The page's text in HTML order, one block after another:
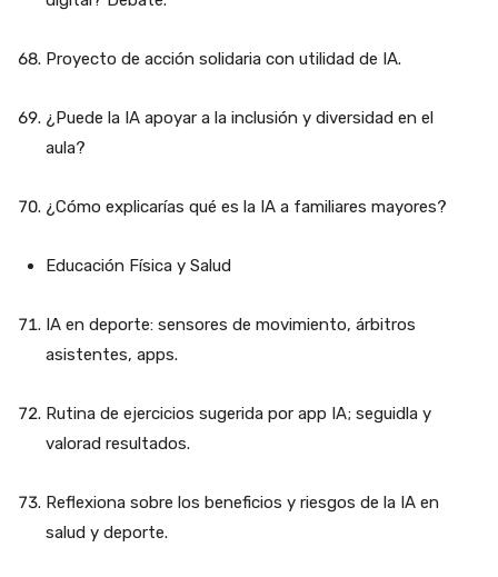
Proyecto de acción solidaria con utilidad de IA.
¿Puede la IA apoyar a la inclusión y diversidad en el
aula?
¿Cómo explicarías qué es la IA a familiares mayores?
Educación Física y Salud
IA en deporte: sensores de movimiento, árbitros
asistentes, apps.
Rutina de ejercicios sugerida por app IA; seguidla y
valorad resultados.
Reflexiona sobre los beneficios y riesgos de la IA en
salud y deporte.